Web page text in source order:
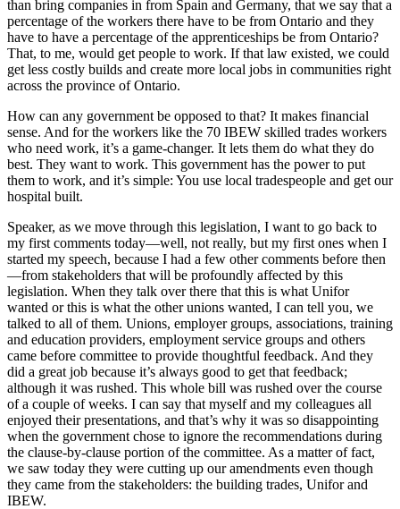
than bring companies in from Spain and Germany, that we say that a
percentage of the workers there have to be from Ontario and they
have to have a percentage of the apprenticeships be from Ontario?
That, to me, would get people to work. If that law existed, we could
get less costly builds and create more local jobs in communities right
across the province of Ontario.
How can any government be opposed to that? It makes financial
sense. And for the workers like the 70 IBEW skilled trades workers
who need work, it’s a game-changer. It lets them do what they do
best. They want to work. This government has the power to put
them to work, and it’s simple: You use local tradespeople and get our
hospital built.
Speaker, as we move through this legislation, I want to go back to
my first comments today—well, not really, but my first ones when I
started my speech, because I had a few other comments before then
—from stakeholders that will be profoundly affected by this
legislation. When they talk over there that this is what Unifor
wanted or this is what the other unions wanted, I can tell you, we
talked to all of them. Unions, employer groups, associations, training
and education providers, employment service groups and others
came before committee to provide thoughtful feedback. And they
did a great job because it’s always good to get that feedback;
although it was rushed. This whole bill was rushed over the course
of a couple of weeks. I can say that myself and my colleagues all
enjoyed their presentations, and that’s why it was so disappointing
when the government chose to ignore the recommendations during
the clause-by-clause portion of the committee. As a matter of fact,
we saw today they were cutting up our amendments even though
they came from the stakeholders: the building trades, Unifor and
IBEW.